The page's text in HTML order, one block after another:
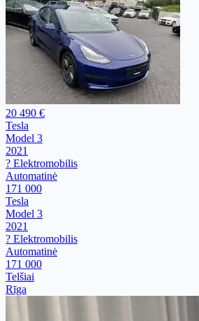
20 490 €
Tesla
Model 3
2021
? Elektromobilis
Automatinė
171 000
Tesla
Model 3
2021
? Elektromobilis
Automatinė
171 000
Telšiai
Rīga